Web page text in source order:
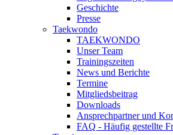
Geschichte
Presse
Taekwondo
TAEKWONDO
Unser Team
Trainingszeiten
News und Berichte
Termine
Mitgliedsbeitrag
Downloads
Ansprechpartner und
FAQ - Häufig gestellte